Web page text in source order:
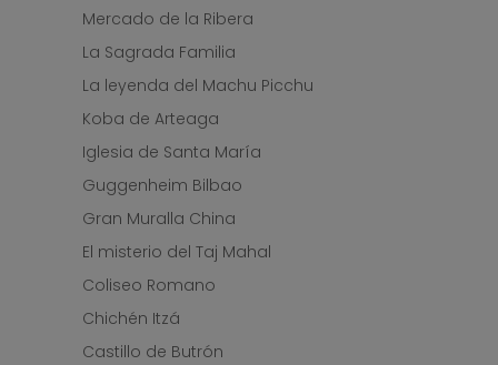
Mercado de la Ribera
La Sagrada Familia
La leyenda del Machu Picchu
Koba de Arteaga
Iglesia de Santa María
Guggenheim Bilbao
Gran Muralla China
El misterio del Taj Mahal
Coliseo Romano
Chichén Itzá
Castillo de Butrón